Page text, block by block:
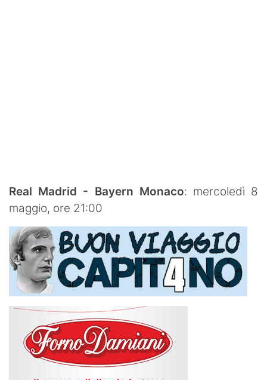
Real Madrid - Bayern Monaco: mercoledì 8
maggio, ore 21:00